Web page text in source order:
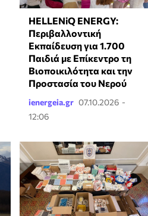
HELLENiQ ENERGY:
Περιβαλλοντική
Εκπαίδευση για 1.700
Παιδιά με Επίκεντρο τη
Βιοποικιλότητα και την
Προστασία του Νερού
ienergeia.gr 07.10.2026 -
12:06